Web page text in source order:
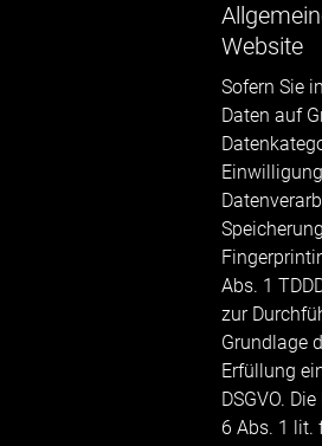
Website
Sofern Sie
Daten auf
Abs. 1
zur
Grundlage
Erfüllung
DSGVO.
6 Abs. 1 lit.